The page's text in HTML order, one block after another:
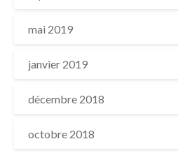
mai 2019
janvier 2019
décembre 2018
octobre 2018